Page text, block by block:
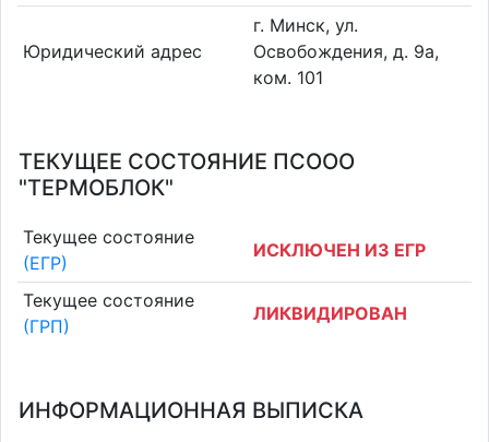
Юридический адрес
г. Минск, ул.
Освобождения, д. 9а,
ком. 101
ТЕКУЩЕЕ СОСТОЯНИЕ ПСООО
"ТЕРМОБЛОК"
Текущее состояние
(ЕГР)
ИСКЛЮЧЕН ИЗ ЕГР
Текущее состояние
(ГРП)
ЛИКВИДИРОВАН
ИНФОРМАЦИОННАЯ ВЫПИСКА